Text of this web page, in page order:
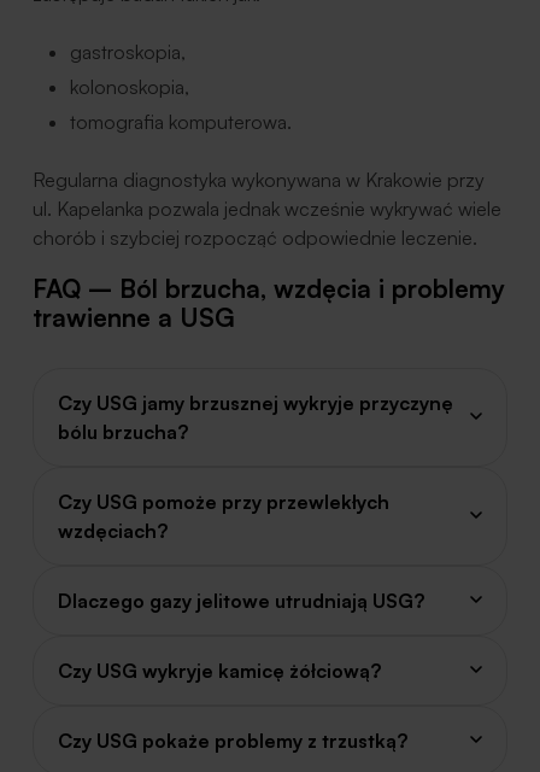
gastroskopia,
kolonoskopia,
tomografia komputerowa.
Regularna diagnostyka wykonywana w Krakowie przy
ul. Kapelanka pozwala jednak wcześnie wykrywać wiele
chorób i szybciej rozpocząć odpowiednie leczenie.
FAQ – Ból brzucha, wzdęcia i problemy
trawienne a USG
Czy USG jamy brzusznej wykryje przyczynę
bólu brzucha?
Czy USG pomoże przy przewlekłych
wzdęciach?
Dlaczego gazy jelitowe utrudniają USG?
Czy USG wykryje kamicę żółciową?
Czy USG pokaże problemy z trzustką?